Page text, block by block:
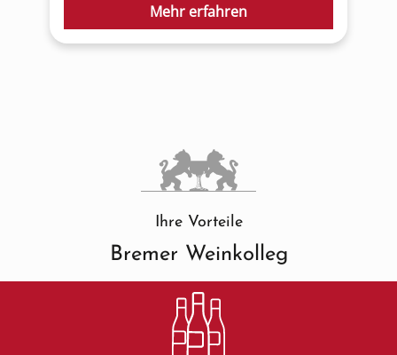
Mehr erfahren
Ihre Vorteile
Bremer Weinkolleg